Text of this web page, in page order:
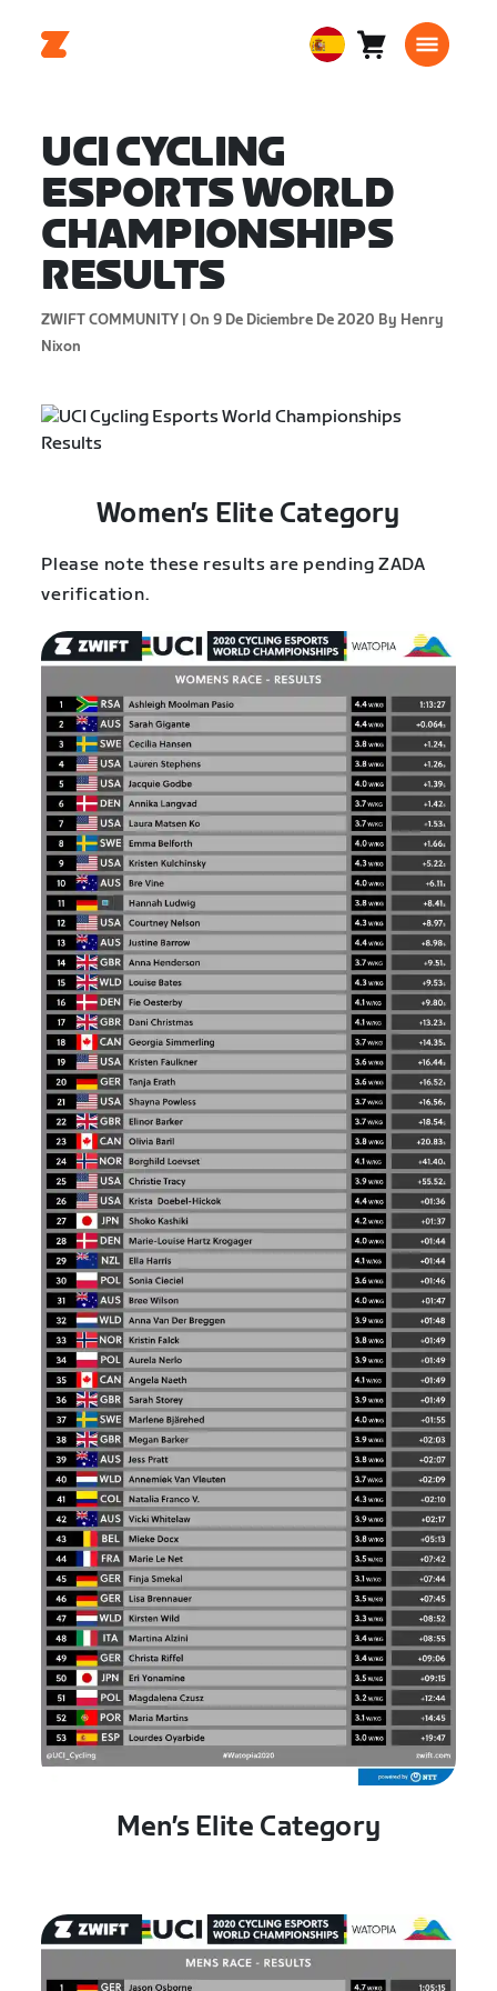
EuropeanCarro0
UCI CYCLING
ESPORTS WORLD
CHAMPIONSHIPS
RESULTS
ZWIFT COMMUNITY | On 9 De Diciembre De 2020 By Henry
Nixon
Women’s Elite Category
Please note these results are pending ZADA
verification.
Men’s Elite Category